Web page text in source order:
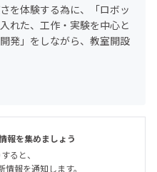
を体験する為に、「ロボッ
れた、工作・実験を中心と
発」をしながら、教室開設
報を集めましょう
ると、
報を通知します。